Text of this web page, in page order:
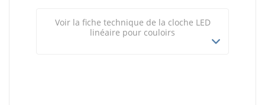
Voir la fiche technique de la cloche LED
linéaire pour couloirs